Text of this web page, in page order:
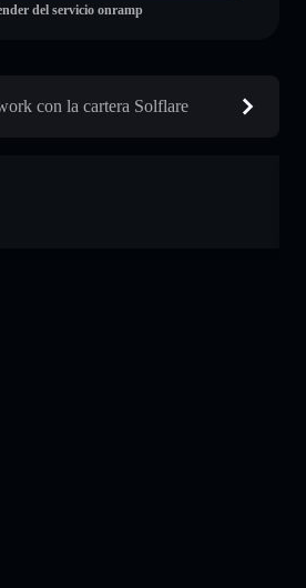
del servicio onramp
con la cartera Solflare